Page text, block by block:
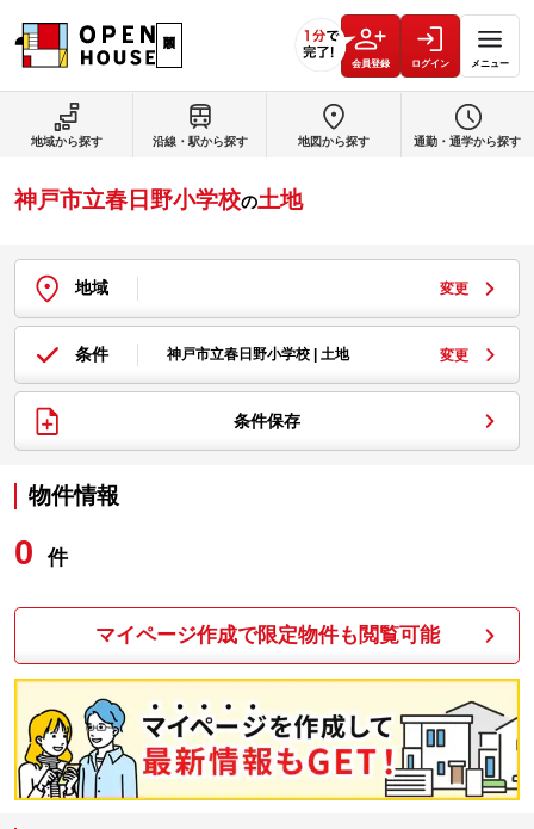
会員登録 ログイン メニュー
神戸市立春日野小学校の土地
地域 変更
条件 神戸市立春日野小学校 | 土地 変更
条件保存
物件情報
0 件
マイページ作成で限定物件も閲覧可能
地域から探す 沿線・駅から探す 地図から探す 通勤・通学から探す